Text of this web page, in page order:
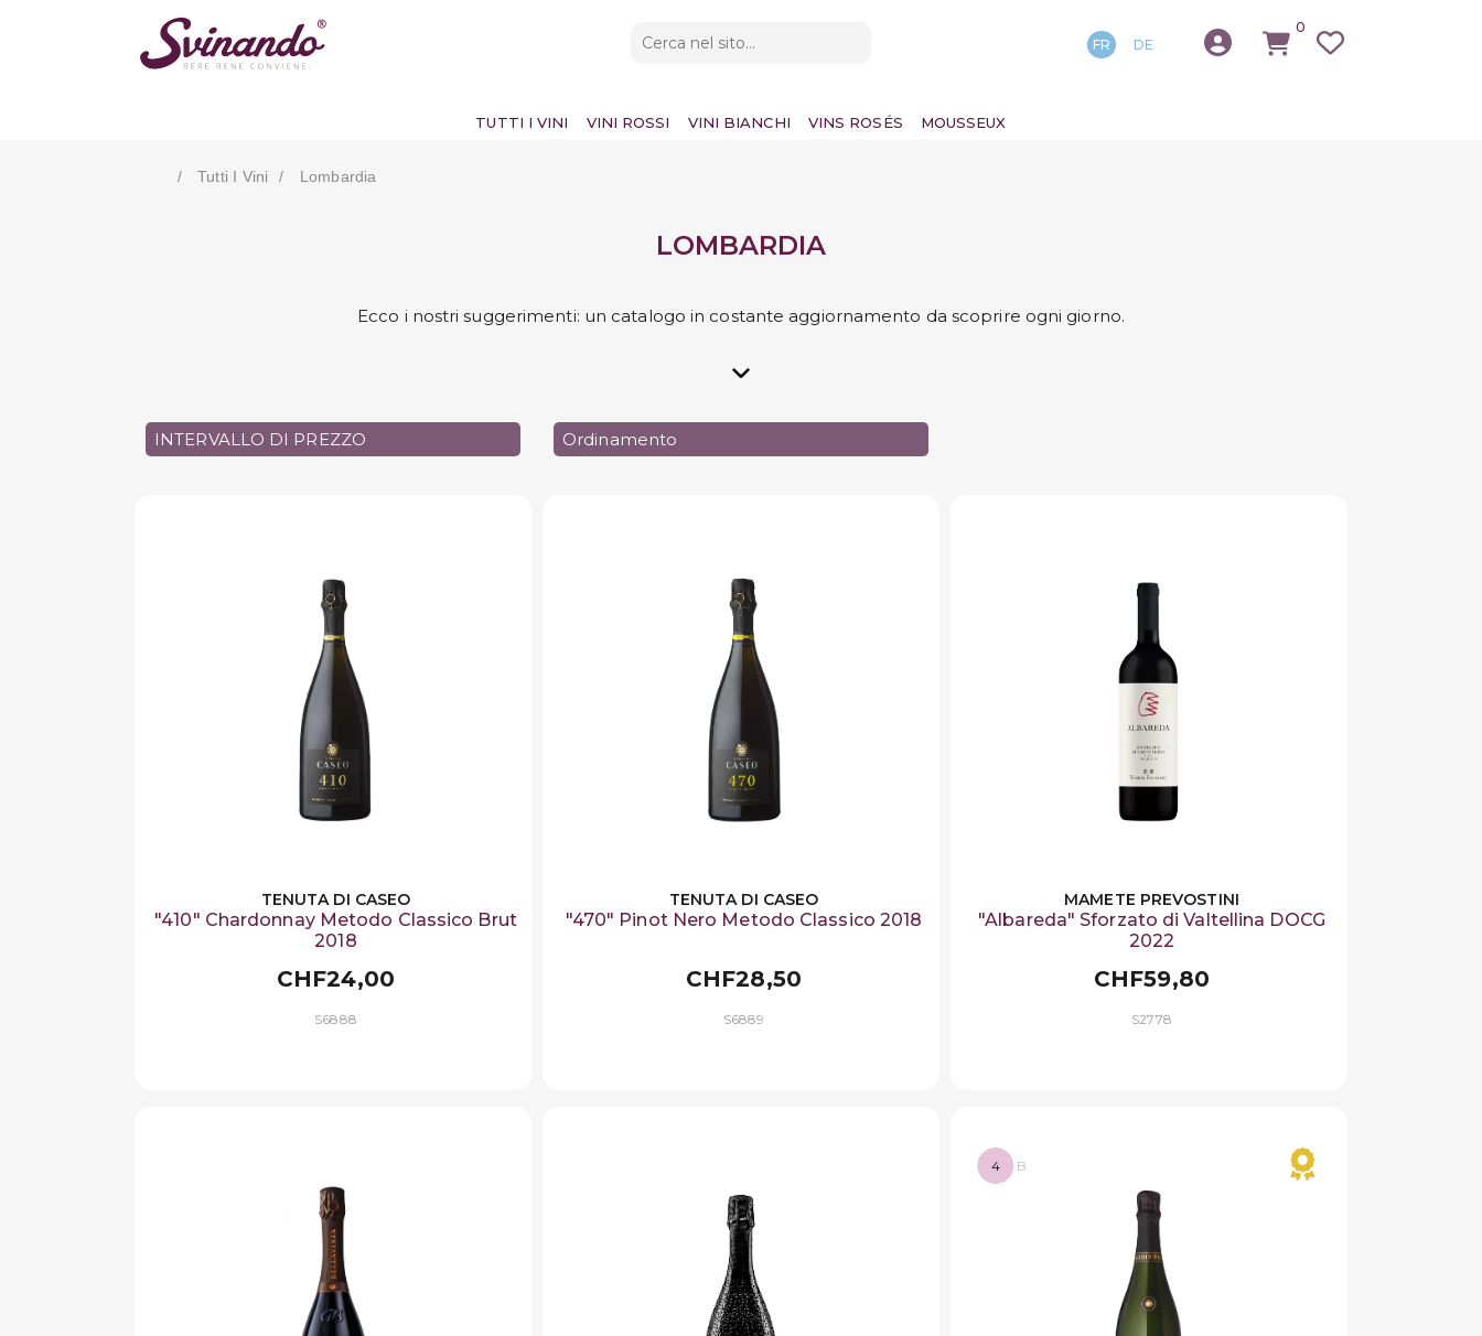
FR DE
0
TUTTI I VINI VINI ROSSI VINI BIANCHI VINS ROSÉS MOUSSEUX
Tutti I Vini Lombardia
LOMBARDIA
Ecco i nostri suggerimenti: un catalogo in costante aggiornamento da scoprire ogni giorno.
INTERVALLO DI PREZZO Ordinamento
TENUTA DI CASEO
"410" Chardonnay Metodo Classico Brut
2018
CHF24,00
S6888
TENUTA DI CASEO
"470" Pinot Nero Metodo Classico 2018
CHF28,50
S6889
MAMETE PREVOSTINI
"Albareda" Sforzato di Valtellina DOCG
2022
CHF59,80
S2778
4 B